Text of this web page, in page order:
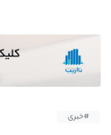
#خبری